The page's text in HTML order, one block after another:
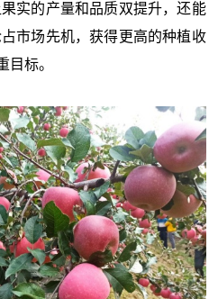
实的产量和品质双提升，还能
市场先机，获得更高的种植收
目标。